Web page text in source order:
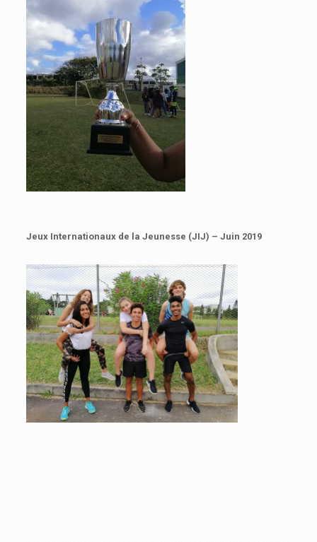
Jeux Internationaux de la Jeunesse (JIJ) – Juin 2019